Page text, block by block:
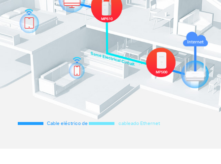
Cable eléctrico de cableado Ethernet